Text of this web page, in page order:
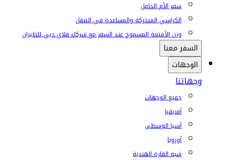
سفر الأم الحامل
الكراسي المتحركة والمساعدة في التنقل
وزن الأمتعة المسموح عند السفر مع شركاء فلاي دبي للطيران
السفر معنا
الوجهات
وجهاتنا
جميع الوجهات
أفريقيا
آسيا الوسطى
أوروبا
شبه القارة الهندية